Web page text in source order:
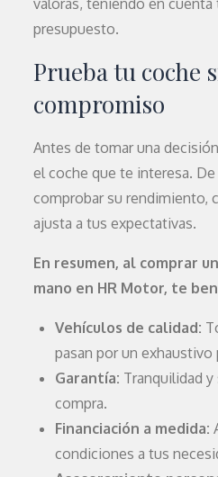
valoras, teniendo en
presupuesto.
Prueba tu coche
compromiso
Antes de tomar una
el coche que te interesa.
comprobar su rendimiento,
ajusta a tus expectativas.
En resumen, al comprar
mano en HR Motor, te
Vehículos de calidad:
pasan por un
Garantía: Tranquilidad
compra.
Financiación a medida:
condiciones a tus